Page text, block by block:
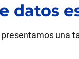
datos
una